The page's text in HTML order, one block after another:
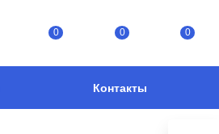
0 0 0
Контакты